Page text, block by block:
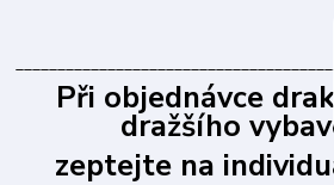
Při objednávce
dražšího
zeptejte na